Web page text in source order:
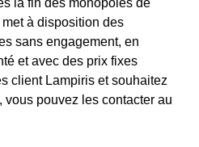
la fin des monopoles de
à disposition des
sans engagement, en
et avec des prix fixes
client Lampiris et souhaitez
pouvez les contacter au